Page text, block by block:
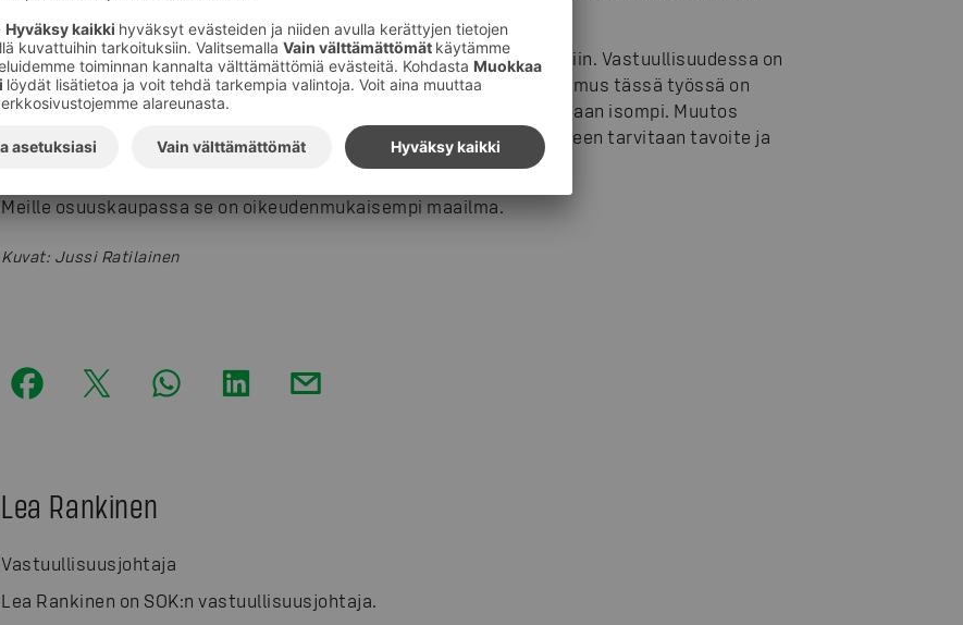
Vaikka maailma on monimutkainen, ei se ole syy lyödä hanskoja tiskiin. Vastuullisuudessa on
kyse ennen kaikkea tahdosta ja tavoitteista. Lähes 20 vuoden kokemus tässä työssä on
opettanut, että näissä asioissa pienikin toimija voi aidosti olla kokoaan isompi. Muutos
lähtee aina siitä, että uskallamme tunnistaa todellisuuden. Sen jälkeen tarvitaan tavoite ja
Meille osuuskaupassa se on oikeudenmukaisempi maailma.
Kuvat: Jussi Ratilainen
Lea Rankinen
Vastuullisuusjohtaja
Lea Rankinen on SOK:n vastuullisuusjohtaja.